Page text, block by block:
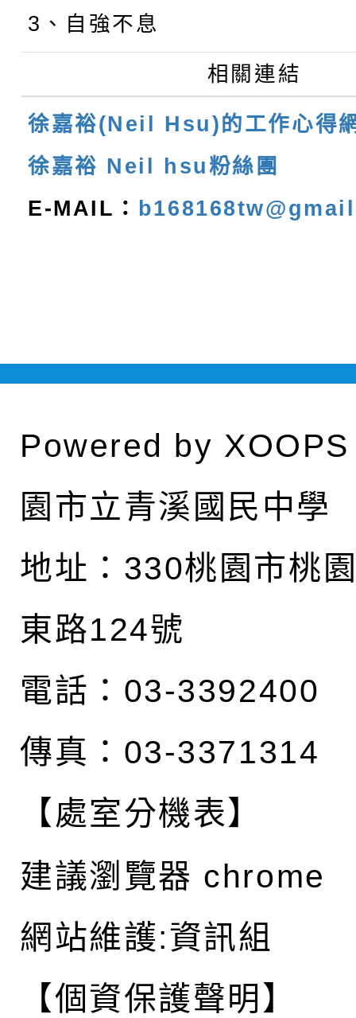
3、自強不息
相關連結
徐嘉裕(Neil Hsu)的工作心得
徐嘉裕 Neil hsu粉絲團
E-MAIL：
Powered by XOOPS
園市立青溪國民中學
地址： 330桃園市桃
東路124號
電話：03-3392400
傳真：03-3371314
【處室分機表】
建議瀏覽器 chrome
網站維護:資訊組
【個資保護聲明】